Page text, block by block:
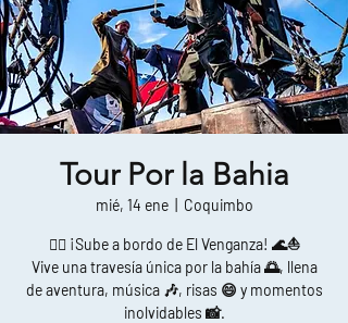
Tour Por la Bahia
mié, 14 ene
  |
Coquimbo
🏴‍☠️ ¡Sube a bordo de El Venganza! 🌊⛵
Vive una travesía única por la bahía 🌅, llena
de aventura, música 🎶, risas 😄 y momentos
inolvidables 📸.